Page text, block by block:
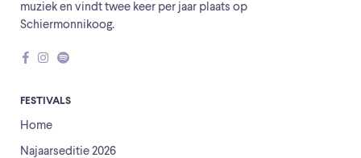
muziek en vindt twee keer per jaar plaats op
Schiermonnikoog.
FESTIVALS
Home
Najaarseditie 2026